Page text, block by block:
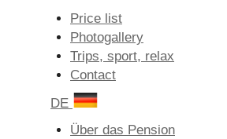
Price list
Photogallery
Trips, sport, relax
Contact
DE
Über das Pension